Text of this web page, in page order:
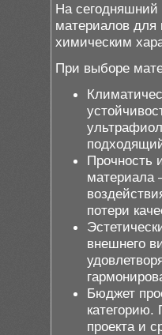
На сегодняшний
материалов для
химическим
При выборе
Прочность
материала
потери
внешнего
Бюджет
проекта и